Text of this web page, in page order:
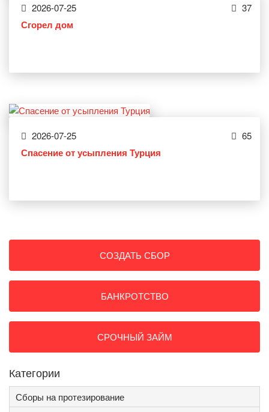
2026-07-25 37
Сгорел дом
2026-07-25 65
Спасение от усыпления Турция
СОЗДАТЬ СБОР
БАНКРОТСТВО
СРОЧНЫЙ ЗАЙМ
Категории
Сборы на протезирование